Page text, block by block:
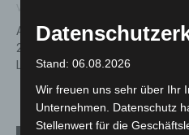
Adventszauber Kaltenweide
2025: Gemeinschaft im
Lichterglanz
Stand: 06.08.2026
Wir freuen uns sehr über Ihr
Unternehmen. Datenschutz
Stellenwert für die